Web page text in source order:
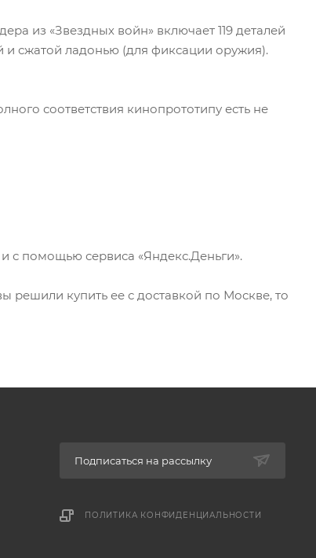
из «Звездных войн» включает 119 деталей
и сжатой ладонью (для фиксации оружия).
соответствия кинопрототипу есть не
с помощью сервиса «Яндекс.Деньги».
решили купить ее с доставкой по Москве, то
Подписаться на рассылку
ПОЛИТИКА КОНФИДЕНЦИАЛЬНОСТИ